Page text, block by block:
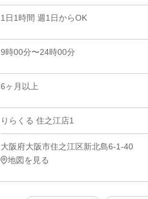
1日1時間 週1日からOK
9時00分〜24時00分
6ヶ月以上
りらくる 住之江店1
大阪府大阪市住之江区新北島6-1-40
地図を見る